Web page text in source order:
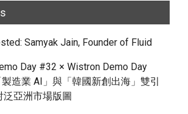
Samyak Jain, Founder of Fluid
Day #32 × Wistron Demo Day
造業 AI」與「韓國新創出海」雙引
亞洲市場版圖